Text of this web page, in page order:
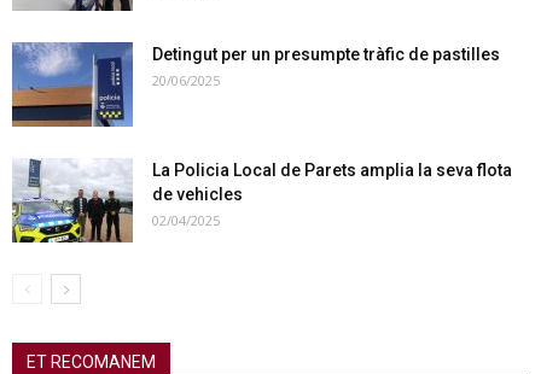
Detingut per un presumpte tràfic de pastilles
20/06/2025
La Policia Local de Parets amplia la seva flota
de vehicles
02/04/2025
ET RECOMANEM